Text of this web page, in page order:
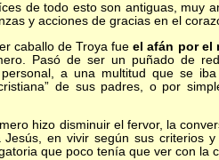
de todo esto son antiguas, muy
y acciones de gracias en el
de Troya fueel afán por el
Pasó de ser un puñado de
personal, a una multitud que se
de sus padres, o por
hizo disminuir el fervor, la
Jesús, en vivir según sus criterios
que poco tenía que ver con la